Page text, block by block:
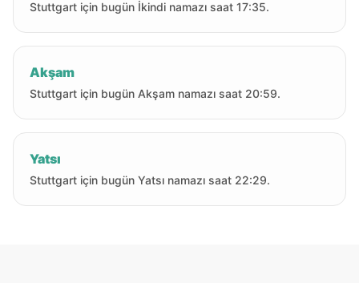
Stuttgart için bugün İkindi namazı saat 17:35.
Akşam
Stuttgart için bugün Akşam namazı saat 20:59.
Yatsı
Stuttgart için bugün Yatsı namazı saat 22:29.